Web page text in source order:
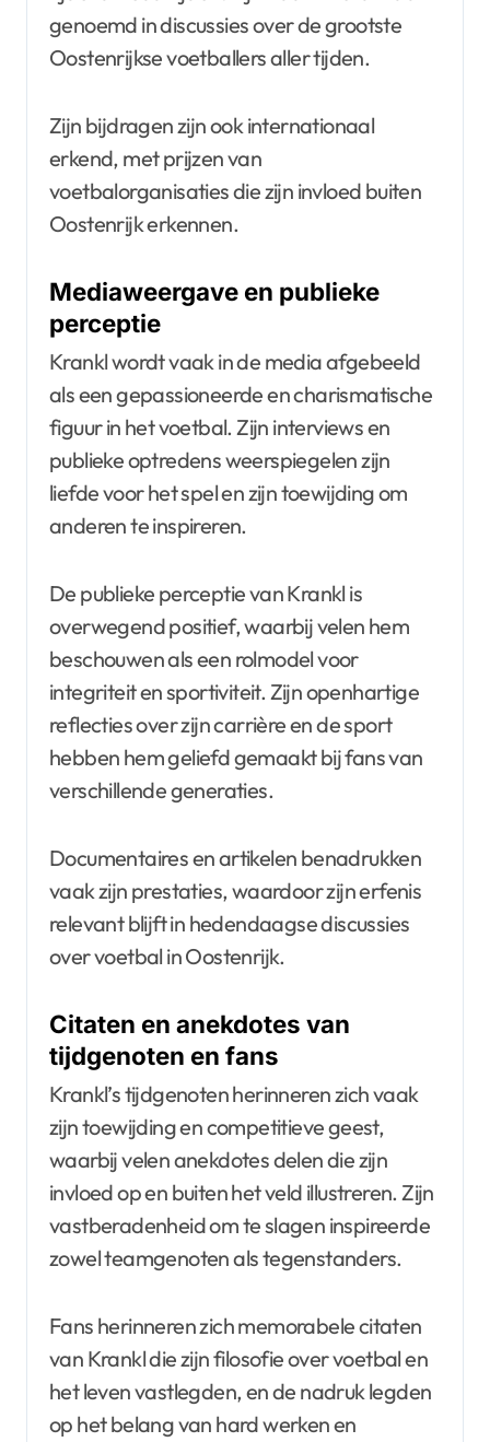
genoemd in discussies over de grootste
Oostenrijkse voetballers aller tijden.
Zijn bijdragen zijn ook internationaal
erkend, met prijzen van
voetbalorganisaties die zijn invloed buiten
Oostenrijk erkennen.
Mediaweergave en publieke
perceptie
Krankl wordt vaak in de media afgebeeld
als een gepassioneerde en charismatische
figuur in het voetbal. Zijn interviews en
publieke optredens weerspiegelen zijn
liefde voor het spel en zijn toewijding om
anderen te inspireren.
De publieke perceptie van Krankl is
overwegend positief, waarbij velen hem
beschouwen als een rolmodel voor
integriteit en sportiviteit. Zijn openhartige
reflecties over zijn carrière en de sport
hebben hem geliefd gemaakt bij fans van
verschillende generaties.
Documentaires en artikelen benadrukken
vaak zijn prestaties, waardoor zijn erfenis
relevant blijft in hedendaagse discussies
over voetbal in Oostenrijk.
Citaten en anekdotes van
tijdgenoten en fans
Krankl’s tijdgenoten herinneren zich vaak
zijn toewijding en competitieve geest,
waarbij velen anekdotes delen die zijn
invloed op en buiten het veld illustreren. Zijn
vastberadenheid om te slagen inspireerde
zowel teamgenoten als tegenstanders.
Fans herinneren zich memorabele citaten
van Krankl die zijn filosofie over voetbal en
het leven vastlegden, en de nadruk legden
op het belang van hard werken en